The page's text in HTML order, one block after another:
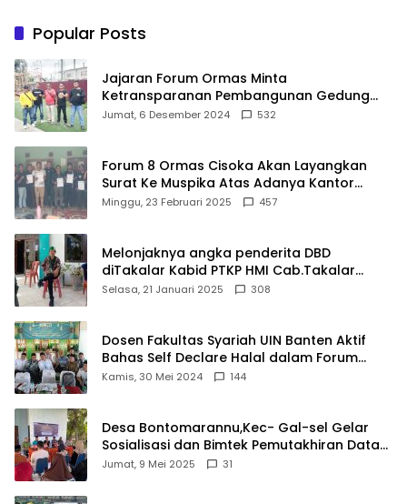
Panggung Penghargaan
bagi Pelayan Publik
Berprestasi
Popular Posts
Jajaran Forum Ormas Minta
Ketransparanan Pembangunan Gedung
Damkar Di Kecamatan Cisoka
Jumat, 6 Desember 2024 532
Forum 8 Ormas Cisoka Akan Layangkan
Surat Ke Muspika Atas Adanya Kantor
Matel di Cisoka
Minggu, 23 Februari 2025 457
Melonjaknya angka penderita DBD
diTakalar Kabid PTKP HMI Cab.Takalar
angkat bicara
Selasa, 21 Januari 2025 308
Dosen Fakultas Syariah UIN Banten Aktif
Bahas Self Declare Halal dalam Forum
Ijtima Ulama MUI
Kamis, 30 Mei 2024 144
Desa Bontomarannu,Kec- Gal-sel Gelar
Sosialisasi dan Bimtek Pemutakhiran Data
ID
Jumat, 9 Mei 2025 31